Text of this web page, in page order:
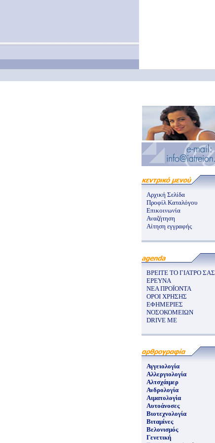
Αρχική Σελίδα
Προφίλ Καταλόγου
Επικοινωνία
Αναζήτηση
Αίτηση εγγραφής
ΒΡΕΙΤΕ ΤΟ ΓΙΑΤΡΟ ΣΑΣ
ΕΡΕΥΝΑ
ΝΕΑ ΠΡΟΪΟΝΤΑ
ΟΡΟΙ ΧΡΗΣΗΣ
ΕΦΗΜΕΡΙΕΣ
ΝΟΣΟΚΟΜΕΙΩΝ
DRIVE ME
Αγγειολογία
Αλλεργιολογία
Αλτσχάιμερ
Ανδρολογία
Αιματολογία
Αυτοάνοσες
Βιοτεχνολογία
Βιταμίνες
Βελονισμός
Γενετική